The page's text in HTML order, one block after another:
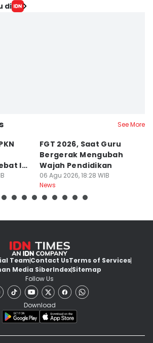
di
See More
IDN
FGT 2026, Saat Guru
Bergerak Mengubah
Wajah Pendidikan
06 Agu 2026, 18:28 WIB
News
TeamContact UsTerms of Services
Media SiberIndexSitemap
Follow Us
Download